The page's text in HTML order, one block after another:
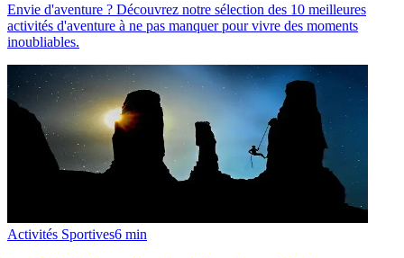
Envie d'aventure ? Découvrez notre sélection des 10 meilleures
activités d'aventure à ne pas manquer pour vivre des moments
inoubliables.
Activités Sportives6 min